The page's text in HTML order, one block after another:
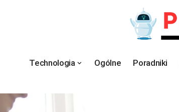
Technologia Ogólne Poradniki